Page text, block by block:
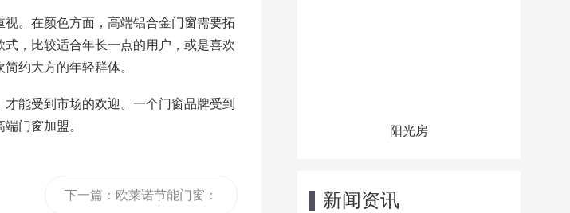
。在颜色方面，高端铝合金门窗需要拓
，比较适合年长一点的用户，或是喜欢
约大方的年轻群体。
能受到市场的欢迎。一个门窗品牌受到
门窗加盟。
下一篇： 欧莱诺节能门窗：
阳光房
新闻资讯